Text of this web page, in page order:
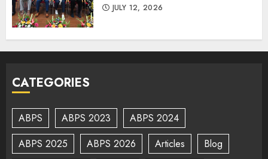
JULY 12, 2026
CATEGORIES
ABPS ABPS 2023
ABPS 2024
ABPS 2025
ABPS 2026 Articles
Blog